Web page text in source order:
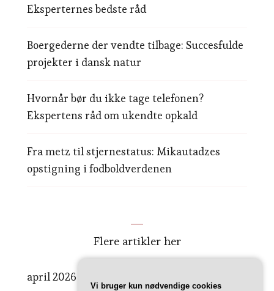
Eksperternes bedste råd
Boergederne der vendte tilbage: Succesfulde
projekter i dansk natur
Hvornår bør du ikke tage telefonen?
Ekspertens råd om ukendte opkald
Fra metz til stjernestatus: Mikautadzes
opstigning i fodboldverdenen
Flere artikler her
april 2026
Vi bruger kun nødvendige cookies